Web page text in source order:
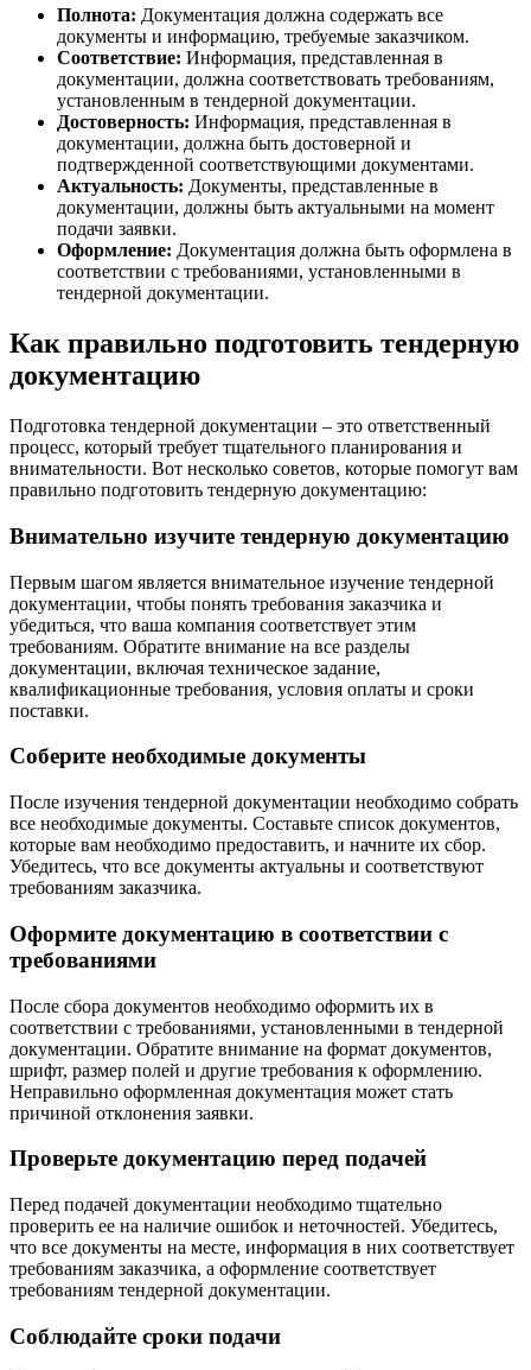
Полнота: Документация должна содержать все
документы и информацию, требуемые заказчиком.
Соответствие: Информация, представленная в
документации, должна соответствовать требованиям,
установленным в тендерной документации.
Достоверность: Информация, представленная в
документации, должна быть достоверной и
подтвержденной соответствующими документами.
Актуальность: Документы, представленные в
документации, должны быть актуальными на момент
подачи заявки.
Оформление: Документация должна быть оформлена в
соответствии с требованиями, установленными в
тендерной документации.
Как правильно подготовить тендерную
документацию
Подготовка тендерной документации – это ответственный
процесс, который требует тщательного планирования и
внимательности. Вот несколько советов, которые помогут вам
правильно подготовить тендерную документацию:
Внимательно изучите тендерную документацию
Первым шагом является внимательное изучение тендерной
документации, чтобы понять требования заказчика и
убедиться, что ваша компания соответствует этим
требованиям. Обратите внимание на все разделы
документации, включая техническое задание,
квалификационные требования, условия оплаты и сроки
поставки.
Соберите необходимые документы
После изучения тендерной документации необходимо собрать
все необходимые документы. Составьте список документов,
которые вам необходимо предоставить, и начните их сбор.
Убедитесь, что все документы актуальны и соответствуют
требованиям заказчика.
Оформите документацию в соответствии с
требованиями
После сбора документов необходимо оформить их в
соответствии с требованиями, установленными в тендерной
документации. Обратите внимание на формат документов,
шрифт, размер полей и другие требования к оформлению.
Неправильно оформленная документация может стать
причиной отклонения заявки.
Проверьте документацию перед подачей
Перед подачей документации необходимо тщательно
проверить ее на наличие ошибок и неточностей. Убедитесь,
что все документы на месте, информация в них соответствует
требованиям заказчика, а оформление соответствует
требованиям тендерной документации.
Соблюдайте сроки подачи